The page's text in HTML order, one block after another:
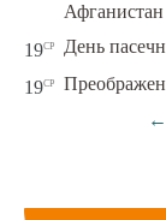
Афганистан
19ср День
19ср
←